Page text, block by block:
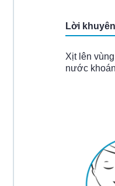
Lời khuyên
Xịt lên
nước